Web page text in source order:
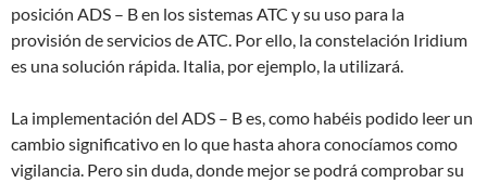
posición ADS – B en los sistemas ATC y su uso para la
provisión de servicios de ATC. Por ello, la constelación Iridium
es una solución rápida. Italia, por ejemplo, la utilizará.
La implementación del ADS – B es, como habéis podido leer un
cambio significativo en lo que hasta ahora conocíamos como
vigilancia. Pero sin duda, donde mejor se podrá comprobar su